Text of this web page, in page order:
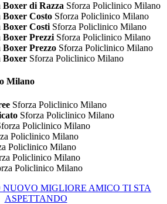
di Razza Sforza Policlinico Milano
Boxer Costo Sforza Policlinico Milano
Boxer Costi Sforza Policlinico Milano
Boxer Prezzi Sforza Policlinico Milano
Prezzo Sforza Policlinico Milano
Boxer Sforza Policlinico Milano
Milano
Sforza Policlinico Milano
Sforza Policlinico Milano
Policlinico Milano
Policlinico Milano
Policlinico Milano
Policlinico Milano
Policlinico Milano
NUOVO MIGLIORE AMICO TI STA
ASPETTANDO